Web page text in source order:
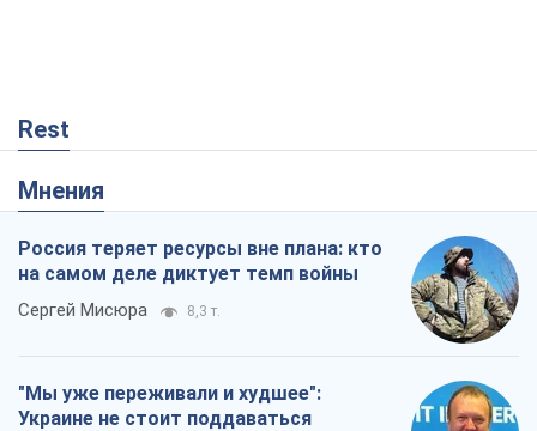
Rest
Мнения
Россия теряет ресурсы вне плана: кто
на самом деле диктует темп войны
Сергей Мисюра 8,3 т.
"Мы уже переживали и худшее":
Украине не стоит поддаваться